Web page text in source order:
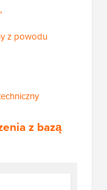
z powodu
z bazą